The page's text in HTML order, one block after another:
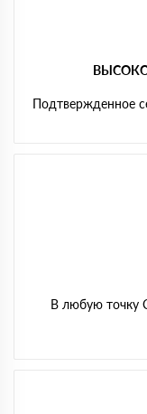
Подтвержденное
В любую точку